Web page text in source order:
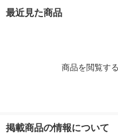
最近見た商品
商品を閲覧す
掲載商品の情報について